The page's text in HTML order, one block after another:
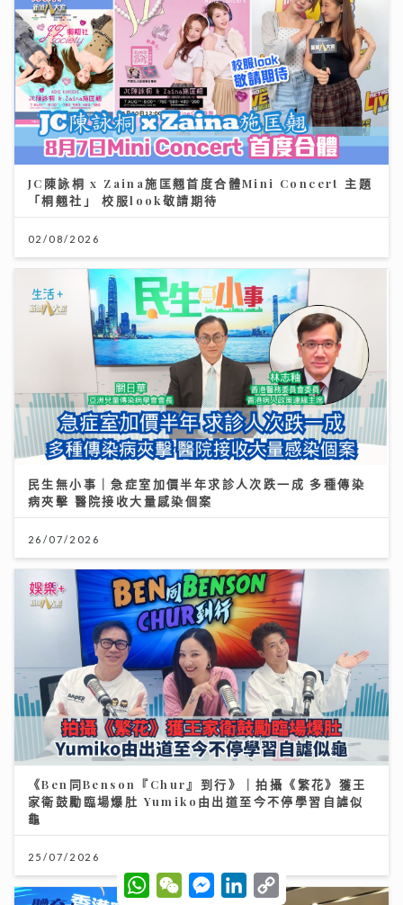
JC陳詠桐 x Zaina施匡翹首度合體Mini Concert 主題
「桐翹社」 校服look敬請期待
02/08/2026
民生無小事｜急症室加價半年求診人次跌一成 多種傳染
病夾擊 醫院接收大量感染個案
26/07/2026
《Ben同Benson『Chur』到行》｜拍攝《繁花》獲王
家衛鼓勵臨場爆肚 Yumiko由出道至今不停學習自謔似
龜
25/07/2026
W
h
W
e
M
e
L
C
o